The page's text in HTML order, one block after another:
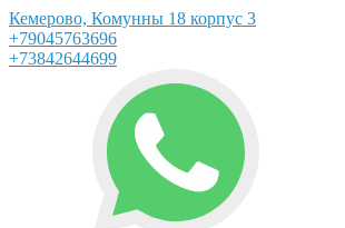
Кемерово, Комунны 18 корпус 3
+79045763696
+73842644699